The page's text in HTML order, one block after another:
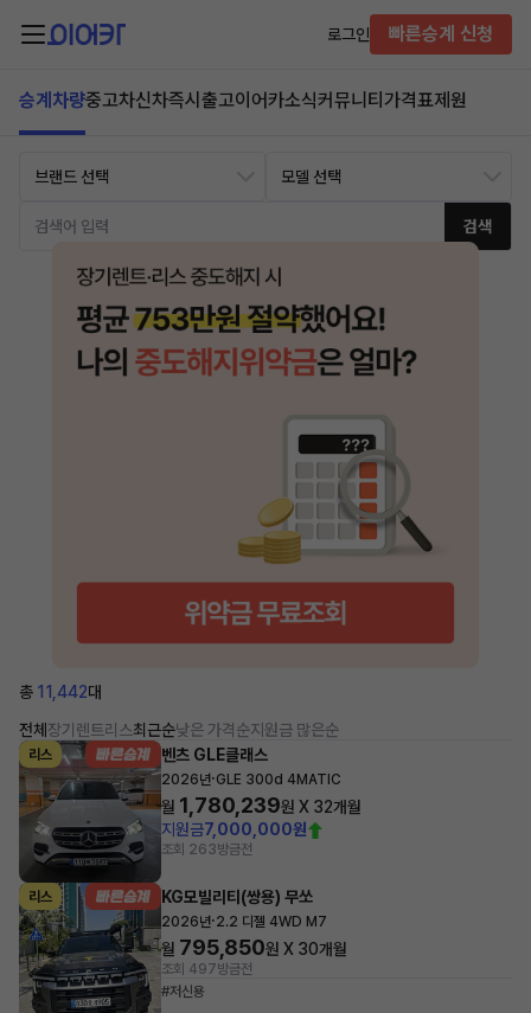
로그인 빠른승계 신청
승계차량중고차신차즉시출고이어카소식커뮤니티 가격표제원
검색
총 11,442대
전체 장기렌트리스최근순낮은 가격순지원금 많은순
리스 벤츠 GLE클래스
2026년·GLE 300d 4MATIC
월 1,780,239원 X 32개월
지원금7,000,000원
조회 263방금전
리스 KG모빌리티(쌍용) 무쏘
2026년·2.2 디젤 4WD M7
월 795,850원 X 30개월
조회 497방금전
#저신용